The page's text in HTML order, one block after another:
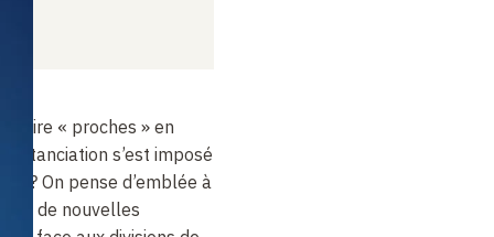
dire « proches » en
s’est imposé
? On pense d’emblée à
à de nouvelles